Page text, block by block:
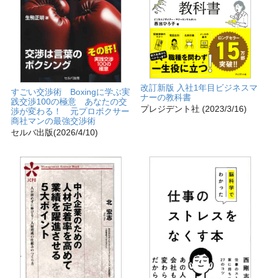
すごい交渉術 Boxingに学ぶ実
践交渉100の極意 あなたの交
渉が変わる！ 元プロボクサー
商社マンの最強交渉術
セルバ出版(2026/4/10)
改訂新版 入社1年目ビジネスマ
ナーの教科書
プレジデント社 (2023/3/16)